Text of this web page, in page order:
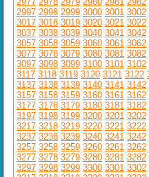
2997 2998 2999 3000 3001 3002
3017 3018 3019 3020 3021 3022
3037 3038 3039 3040 3041 3042
3057 3058 3059 3060 3061 3062
3077 3078 3079 3080 3081 3082
3097 3098 3099 3100 3101 3102
3117 3118 3119 3120 3121 3122
3137 3138 3139 3140 3141 3142
3157 3158 3159 3160 3161 3162
3177 3178 3179 3180 3181 3182
3197 3198 3199 3200 3201 3202
3217 3218 3219 3220 3221 3222
3237 3238 3239 3240 3241 3242
3257 3258 3259 3260 3261 3262
3277 3278 3279 3280 3281 3282
3297 3298 3299 3300 3301 3302